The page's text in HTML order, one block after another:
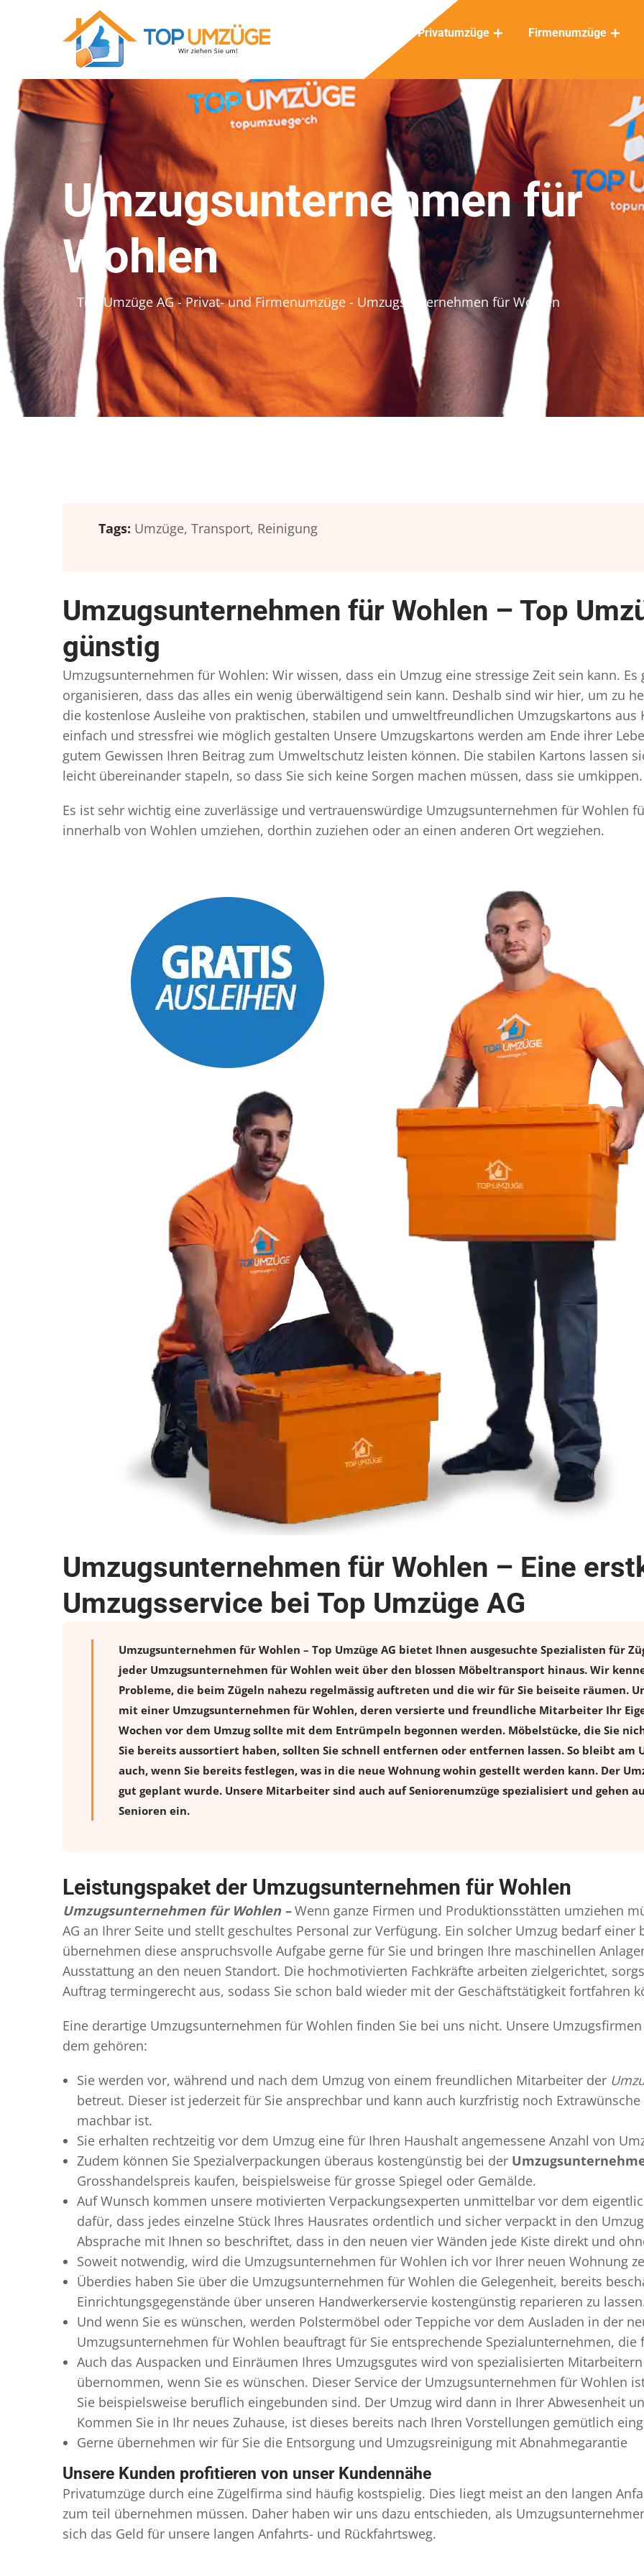
Privatumzüge Firmenumzüge
Umzugsunternehmen für
Wohlen
Top Umzüge AG - Privat- und Firmenumzüge - Umzugsunternehmen für Wohlen
Tags: Umzüge, Transport, Reinigung
Umzugsunternehmen für Wohlen – Top
günstig
Umzugsunternehmen für Wohlen: Wir wissen, dass ein Umzug eine stressige Zeit sein kann.
organisieren, dass das alles ein wenig überwältigend sein kann. Deshalb sind wir hier, um zu
die kostenlose Ausleihe von praktischen, stabilen und umweltfreundlichen Umzugskartons
einfach und stressfrei wie möglich gestalten Unsere Umzugskartons werden am Ende ihrer
gutem Gewissen Ihren Beitrag zum Umweltschutz leisten können. Die stabilen Kartons lassen
leicht übereinander stapeln, so dass Sie sich keine Sorgen machen müssen, dass sie
Es ist sehr wichtig eine zuverlässige und vertrauenswürdige Umzugsunternehmen für Wohlen
innerhalb von Wohlen umziehen, dorthin zuziehen oder an einen anderen Ort wegziehen.
Umzugsunternehmen für Wohlen – Eine
Umzugsservice bei Top Umzüge AG
Umzugsunternehmen für Wohlen – Top Umzüge AG bietet Ihnen ausgesuchte Spezialisten für
jeder Umzugsunternehmen für Wohlen weit über den blossen Möbeltransport hinaus. Wir
Probleme, die beim Zügeln nahezu regelmässig auftreten und die wir für Sie beiseite räumen.
mit einer Umzugsunternehmen für Wohlen, deren versierte und freundliche Mitarbeiter Ihr
Wochen vor dem Umzug sollte mit dem Entrümpeln begonnen werden. Möbelstücke, die Sie
Sie bereits aussortiert haben, sollten Sie schnell entfernen oder entfernen lassen. So bleibt am
auch, wenn Sie bereits festlegen, was in die neue Wohnung wohin gestellt werden kann. Der
gut geplant wurde. Unsere Mitarbeiter sind auch auf Seniorenumzüge spezialisiert und gehen
Senioren ein.
Leistungspaket der Umzugsunternehmen für Wohlen
Umzugsunternehmen für Wohlen – Wenn ganze Firmen und Produktionsstätten umziehen
AG an Ihrer Seite und stellt geschultes Personal zur Verfügung. Ein solcher Umzug bedarf
übernehmen diese anspruchsvolle Aufgabe gerne für Sie und bringen Ihre maschinellen
Ausstattung an den neuen Standort. Die hochmotivierten Fachkräfte arbeiten zielgerichtet,
Auftrag termingerecht aus, sodass Sie schon bald wieder mit der Geschäftstätigkeit fortfahren
Eine derartige Umzugsunternehmen für Wohlen finden Sie bei uns nicht. Unsere
dem gehören:
Sie werden vor, während und nach dem Umzug von einem freundlichen Mitarbeiter der
betreut. Dieser ist jederzeit für Sie ansprechbar und kann auch kurzfristig noch
machbar ist.
Sie erhalten rechtzeitig vor dem Umzug eine für Ihren Haushalt angemessene Anzahl von
Zudem können Sie Spezialverpackungen überaus kostengünstig bei der
Grosshandelspreis kaufen, beispielsweise für grosse Spiegel oder Gemälde.
Auf Wunsch kommen unsere motivierten Verpackungsexperten unmittelbar vor dem
dafür, dass jedes einzelne Stück Ihres Hausrates ordentlich und sicher verpackt in den
Absprache mit Ihnen so beschriftet, dass in den neuen vier Wänden jede Kiste direkt und
Soweit notwendig, wird die Umzugsunternehmen für Wohlen ich vor Ihrer neuen Wohnung
Überdies haben Sie über die Umzugsunternehmen für Wohlen die Gelegenheit, bereits
Einrichtungsgegenstände über unseren Handwerkerservie kostengünstig reparieren zu
Und wenn Sie es wünschen, werden Polstermöbel oder Teppiche vor dem Ausladen in der
Umzugsunternehmen für Wohlen beauftragt für Sie entsprechende Spezialunternehmen,
Auch das Auspacken und Einräumen Ihres Umzugsgutes wird von spezialisierten
übernommen, wenn Sie es wünschen. Dieser Service der Umzugsunternehmen für Wohlen
Sie beispielsweise beruflich eingebunden sind. Der Umzug wird dann in Ihrer Abwesenheit
Kommen Sie in Ihr neues Zuhause, ist dieses bereits nach Ihren Vorstellungen gemütlich
Gerne übernehmen wir für Sie die Entsorgung und Umzugsreinigung mit Abnahmegarantie
Unsere Kunden profitieren von unser Kundennähe
Privatumzüge durch eine Zügelfirma sind häufig kostspielig. Dies liegt meist an den langen
zum teil übernehmen müssen. Daher haben wir uns dazu entschieden, als
sich das Geld für unsere langen Anfahrts- und Rückfahrtsweg.